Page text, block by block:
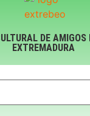
DE AMIGOS
EXTREMADURA